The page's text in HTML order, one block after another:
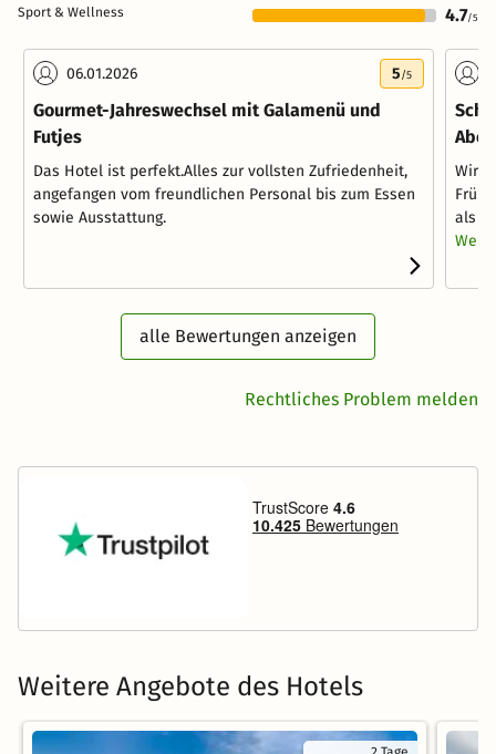
Sport & Wellness 4.7/5
06.01.2026 5/5
Gourmet-Jahreswechsel mit Galamenü und
Futjes
Das Hotel ist perfekt.Alles zur vollsten Zufriedenheit,
angefangen vom freundlichen Personal bis zum Essen
sowie Ausstattung.
Wir
als
alle Bewertungen anzeigen
Rechtliches Problem melden
Weitere Angebote des Hotels